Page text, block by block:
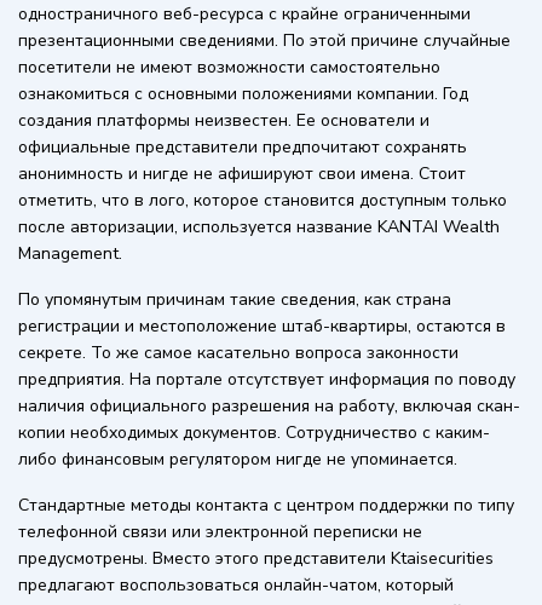
одностраничного веб-ресурса с крайне ограниченными
презентационными сведениями. По этой причине случайные
посетители не имеют возможности самостоятельно
ознакомиться с основными положениями компании. Год
создания платформы неизвестен. Ее основатели и
официальные представители предпочитают сохранять
анонимность и нигде не афишируют свои имена. Стоит
отметить, что в лого, которое становится доступным только
после авторизации, используется название KANTAI Wealth
Management.
По упомянутым причинам такие сведения, как страна
регистрации и местоположение штаб-квартиры, остаются в
секрете. То же самое касательно вопроса законности
предприятия. На портале отсутствует информация по поводу
наличия официального разрешения на работу, включая скан-
копии необходимых документов. Сотрудничество с каким-
либо финансовым регулятором нигде не упоминается.
Стандартные методы контакта с центром поддержки по типу
телефонной связи или электронной переписки не
предусмотрены. Вместо этого представители Ktaisecurities
предлагают воспользоваться онлайн-чатом, который